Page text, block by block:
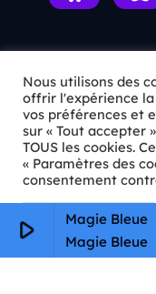
play_arrow
Magie Bleue
Magie Bleue
ℹ️ INFOS PRATIQUES
✉️Contact
🦊Qui sommes-
📄
Mentions légales
Nous utilisons des
offrir l'expérience
vos préférences et
sur « Tout accepter
TOUS les cookies.
« Paramètres des
consentement
Paramètres Cookie